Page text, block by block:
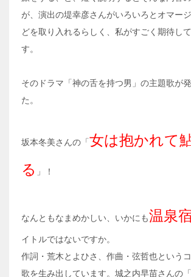
が、演出の堤幸彦さんがいろいろとオマー
どを取り入れるらしく、私がすごく期待し
す。
そのドラマ「神の舌を持つ男」の主題歌が
た。
坂本冬美さんの「 女は抱かれて
る 」！
なんともなまめかしい、いかにも温泉
イトルではないですか。
作詞・荒木とよひさ、作曲・弦哲也という
歌を生み出しています。城之内早苗さんの